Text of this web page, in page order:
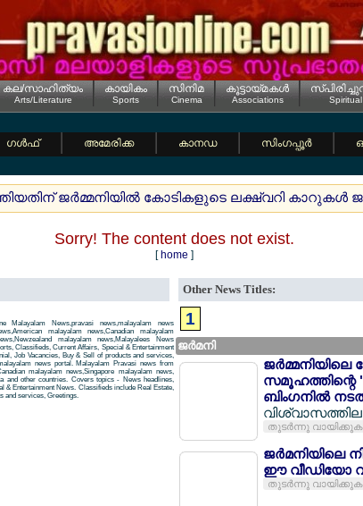
കല/സാഹിത്യം
Arts/Literature
കായികം
Sports
സിനിമ
Cinema
കൂട്ടായ്മകള്‍
Associations Spiritual
ഗള്‍ഫ് അമേരിക്ക കാനഡ സിംഗപ്പൂര്‍
ജര്‍മ്മനിയില്‍ കോടികളുടെ ലക്ഷ്വറി കാറുകള്‍
Sorry! The content does not exist.
[ home ]
Malayalam News,pravasi news,malayalam news
malayalam news,Canadian malayalam
malayalam news,Malayalees News
Classifieds, Current Affairs, Special & Entertainment
Job Vacancies, Buy & Sell of products and services,
news portal. Malayalam Pravasi news from
malayalam news,Singapore malayalam news,
and other countries. Covers topics - News headlines,
& Entertainment News. Classifieds include Real Estate,
and services, Greetings.
Other News Titles:
1
ജര്‍മനി
ജര്‍മ്മനിയിലെ
സമൂഹത്തിന്റെ
ബിംഗനില്‍
തുടര്‍ന്നു വായിക്കുക
ജര്‍മനിയിലെ
ഈ വീഡിയോ
തുടര്‍ന്നു വായിക്കുക